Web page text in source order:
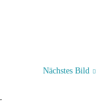
Nächstes Bild